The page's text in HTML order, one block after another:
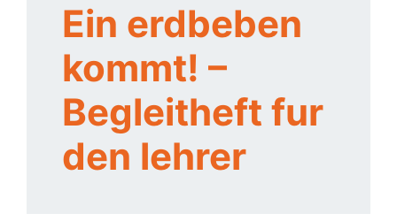
Ein erdbeben
kommt! –
Begleitheft fur
den lehrer